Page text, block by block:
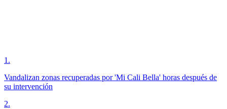
1 .
Vandalizan zonas recuperadas por 'Mi Cali Bella' horas después de
su intervención
2.